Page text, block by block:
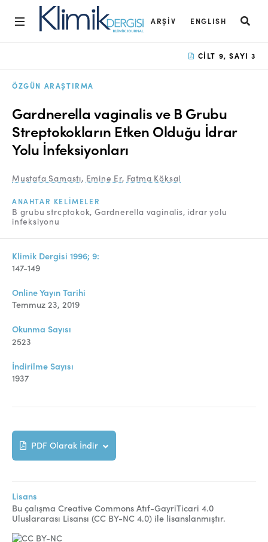
ARŞIV ENGLISH
Arşiv
Açık Erişim İlkesi
Yayın Kurulu
Etik İlkeler
Editoryal Süreç
Danışmanlık Süreci
Online Makale Gönderimi
Dizinler
İletişim
CILT 9, SAYI 3
ÖZGÜN ARAŞTIRMA
Gardnerella vaginalis ve B Grubu
Streptokokların Etken Olduğu İdrar
Yolu İnfeksiyonları
Mustafa Samastı, Emine Er, Fatma Köksal
ANAHTAR KELIMELER
B grubu strcptokok Gardnerella vaginalis idrar yolu
infeksiyonu
Klimik Dergisi 1996; 9:
147-149
Online Yayın Tarihi
Temmuz 23, 2019
Okunma Sayısı
2523
İndirilme Sayısı
1937
PDF Olarak İndir
Lisans
Bu çalışma Creative Commons Atıf-GayriTicari 4.0
Uluslararası Lisansı (CC BY-NC 4.0) ile lisanslanmıştır.